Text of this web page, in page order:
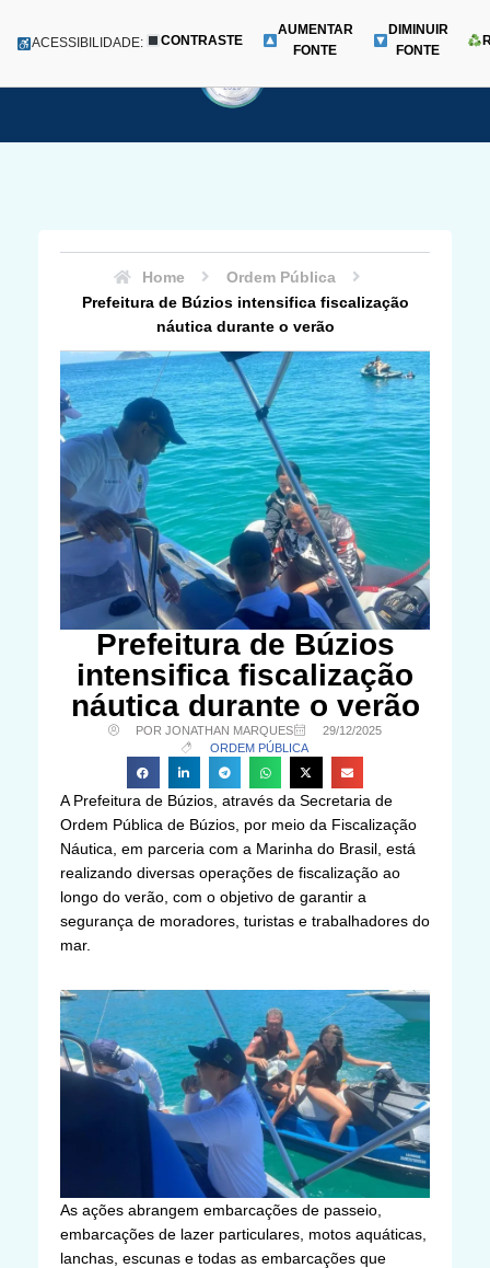
para
Menu
ACESSIBILIDADE: CONTRASTE
AUMENTAR
FONTE
DIMINUIR
FONTE
Home
Ordem Pública
Prefeitura de Búzios intensifica fiscalização
náutica durante o verão
Prefeitura de Búzios
intensifica fiscalização
náutica durante o verão
POR JONATHAN MARQUES
29/12/2025
ORDEM PÚBLICA
A Prefeitura de Búzios, através da Secretaria de
Ordem Pública de Búzios, por meio da Fiscalização
Náutica, em parceria com a Marinha do Brasil, está
realizando diversas operações de fiscalização ao
longo do verão, com o objetivo de garantir a
segurança de moradores, turistas e trabalhadores do
mar.
As ações abrangem embarcações de passeio,
embarcações de lazer particulares, motos aquáticas,
lanchas, escunas e todas as embarcações que